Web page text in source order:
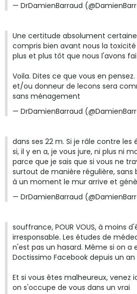
— DrDamienBarraud
Une certitude absolument
compris bien avant nous la
plus et plus tôt que nous l'avons
Voila. Dites ce que vous en
et/ou donneur de lecons sera
sans ménagement
— DrDamienBarraud
dans ses 22 m. Si je râle contre
si, il y en a, je vous jure, ni plus ni
parce que je sais que si vous ne
surtout de manière régulière,
à un moment le mur arrive et
— DrDamienBarraud
souffrance, POUR VOUS, à moins
irresponsable. Les études de
n'est pas un hasard. Même si on a
Doctissimo Facebook depuis un an
Et si vous êtes malheureux, venez
on s'occupe de vous dans un vrai